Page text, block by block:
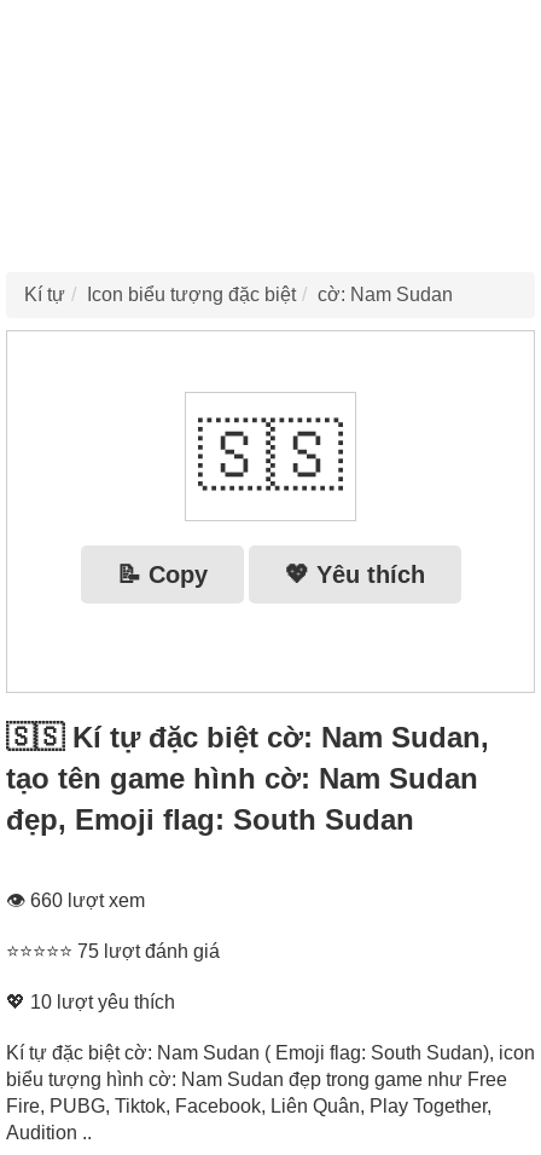
Kí tự Icon biểu tượng đặc biệt cờ: Nam Sudan
🇸🇸
📝 Copy 💖 Yêu thích
🇸🇸 Kí tự đặc biệt cờ: Nam Sudan,
tạo tên game hình cờ: Nam Sudan
đẹp, Emoji flag: South Sudan
👁 660 lượt xem
⭐⭐⭐⭐⭐ 75 lượt đánh giá
💖 10 lượt yêu thích
Kí tự đặc biệt cờ: Nam Sudan ( Emoji flag: South Sudan), icon
biểu tượng hình cờ: Nam Sudan đẹp trong game như Free
Fire, PUBG, Tiktok, Facebook, Liên Quân, Play Together,
Audition ..